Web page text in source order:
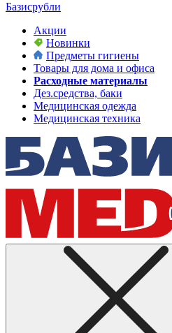
Базисрубли
Акции
Новинки
Предметы гигиены
Товары для дома и офиса
Расходные материалы
Дез.средства, баки
Медицинская одежда
Медицинская техника